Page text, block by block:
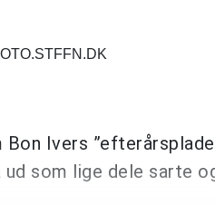
Bon Ivers
som lige dele sarte